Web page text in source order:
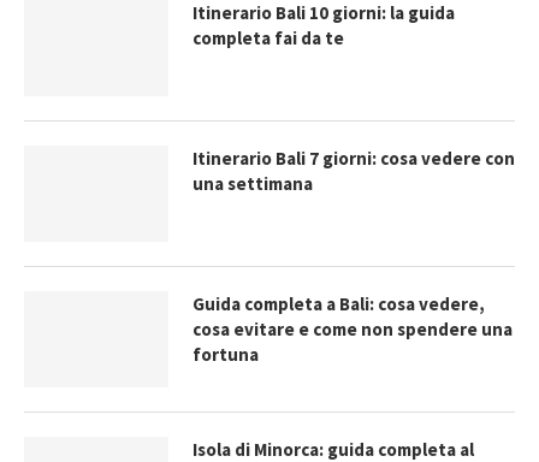
Itinerario Bali 10 giorni: la guida
completa fai da te
Itinerario Bali 7 giorni: cosa vedere con
una settimana
Guida completa a Bali: cosa vedere,
cosa evitare e come non spendere una
fortuna
Isola di Minorca: guida completa al